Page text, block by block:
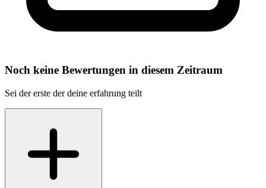
Noch keine Bewertungen in diesem Zeitraum
Sei der erste der deine erfahrung teilt